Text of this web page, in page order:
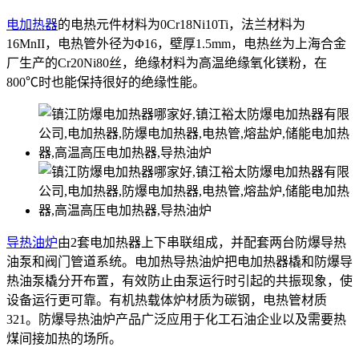
电加热器的电热元件材料为0Cr18Ni10Ti，法兰材料为
16MnII，电热管外径为Φ16，壁厚1.5mm，电热丝为上海合金
厂生产的Cr20Ni80丝，绝缘材料为高温绝缘氧化镁粉，在
800℃时也能保持很好的绝缘性能。
导热油炉由2套电加热器上下串联组成，并配套两台防爆导热
油泵和阀门管道系统。电加热导热油炉把电加热器橇和防爆导
热油泵橇分开布置，有效防止由泵运行时引起的共振现象，使
设备运行更可靠。有机热载体炉材质为碳钢，电热管材质
321。防爆导热油炉产品广泛应用于化工石油企业以及需要热
煤间接加热的场所。